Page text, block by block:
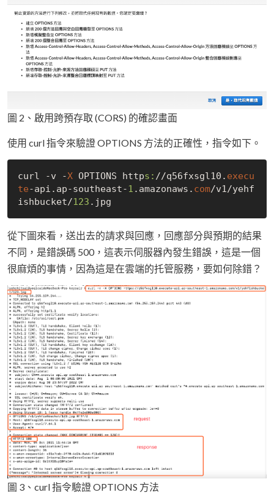
圖 2、啟用跨預存取 (CORS) 的確認畫面
使用 curl 指令來驗證 OPTIONS 方法的正確性，指令如下。
curl -v -X OPTIONS https: //q56fxsgl10. execu
te-api.ap-southeast-1 .amazonaws. com/v1/yehf
ishbucket/123
從下圖來看，送出去的請求與回應，回應部分與預期的結果
不同，是錯誤碼 500，這表示伺服器內發生錯誤，這是一個
很麻煩的事情，因為這是在雲端的托管服務，要如何除錯？
圖 3、curl 指令驗證 OPTIONS 方法